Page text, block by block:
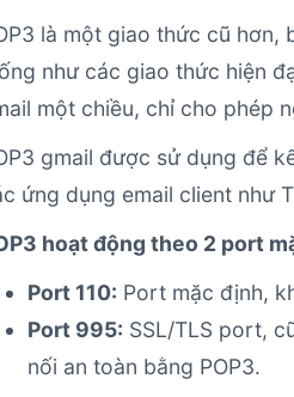
là một giao thức cũ hơn,
như các giao thức hiện
một chiều, chỉ cho phép
gmail được sử dụng để
ứng dụng email client như
hoạt động theo 2 port
Port 110: Port mặc định,
Port 995: SSL/TLS port,
nối an toàn bằng POP3.